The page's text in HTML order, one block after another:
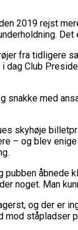
2019 rejst
Det
fra tidligere
Club
med
skyhøje
– og blev
åbnede
noget. Man
og der er
ståpladser